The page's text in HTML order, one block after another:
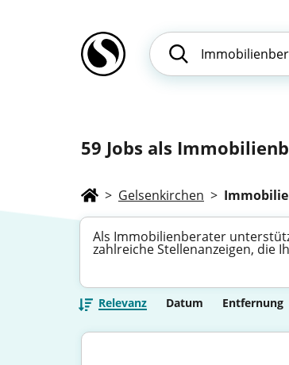
59 Jobs als
> Gelsenkirchen >
Als Immobilienberater
zahlreiche Stellenanzeigen, die
Relevanz Datum Entfernung